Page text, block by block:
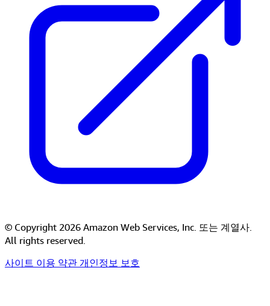
© Copyright 2026 Amazon Web Services, Inc. 또는 계열사.
All rights reserved.
사이트 이용 약관개인정보 보호